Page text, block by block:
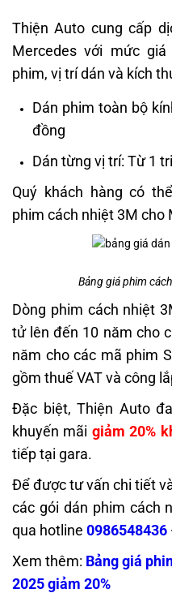
Thiện Auto cung cấp
Mercedes với mức
phim, vị trí dán và kích
Dán phim toàn bộ
đồng
Dán từng vị trí: Từ 1
Quý khách hàng có
phim cách nhiệt 3M cho
Bảng giá phim
Dòng phim cách nhiệt
tử lên đến 10 năm cho
năm cho các mã phim
gồm thuế VAT và công
Đặc biệt, Thiện Auto
khuyến mãi giảm 20%
tiếp tại gara.
Để được tư vấn chi tiết
các gói dán phim cách
qua hotline 0986548436
Xem thêm: Bảng giá
2025 giảm 20%